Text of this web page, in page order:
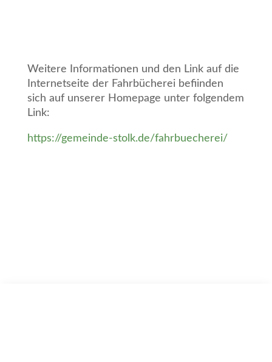
Weitere Informationen und den Link auf die
Internetseite der Fahrbücherei befiinden
sich auf unserer Homepage unter folgendem
Link:
https://gemeinde-stolk.de/fahrbuecherei/